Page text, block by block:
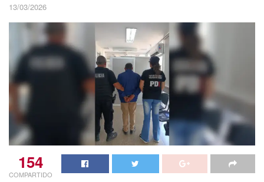
13/03/2026
154
COMPARTIDO